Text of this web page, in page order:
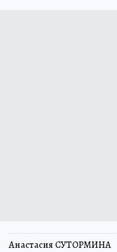
Анастасия СУТОРМИНА